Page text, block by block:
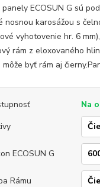
ECOSUN G sú
nosnou karosážou s
vyhotovenie hr. 6
rám z eloxovaného
byť rám aj
Na
ECOSUN G
Rámu